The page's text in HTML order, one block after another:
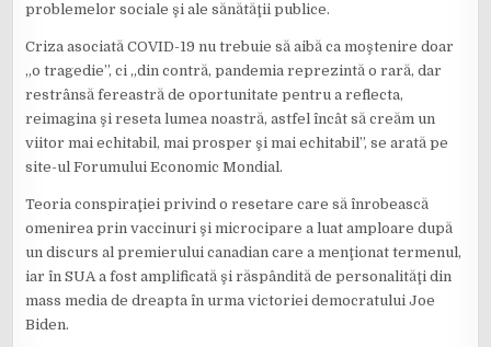
problemelor sociale şi ale sănătăţii publice.
Criza asociată COVID-19 nu trebuie să aibă ca moştenire doar
„o tragedie”, ci „din contră, pandemia reprezintă o rară, dar
restrânsă fereastră de oportunitate pentru a reflecta,
reimagina şi reseta lumea noastră, astfel încât să creăm un
viitor mai echitabil, mai prosper şi mai echitabil”, se arată pe
site-ul Forumului Economic Mondial.
Teoria conspiraţiei privind o resetare care să înrobească
omenirea prin vaccinuri şi microcipare a luat amploare după
un discurs al premierului canadian care a menţionat termenul,
iar în SUA a fost amplificată şi răspândită de personalităţi din
mass media de dreapta în urma victoriei democratului Joe
Biden.